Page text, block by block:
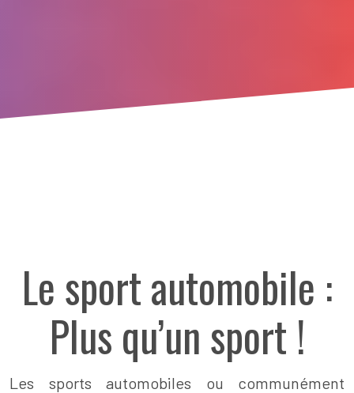
Le sport automobile :
Plus qu’un sport !
Les sports automobiles ou communément